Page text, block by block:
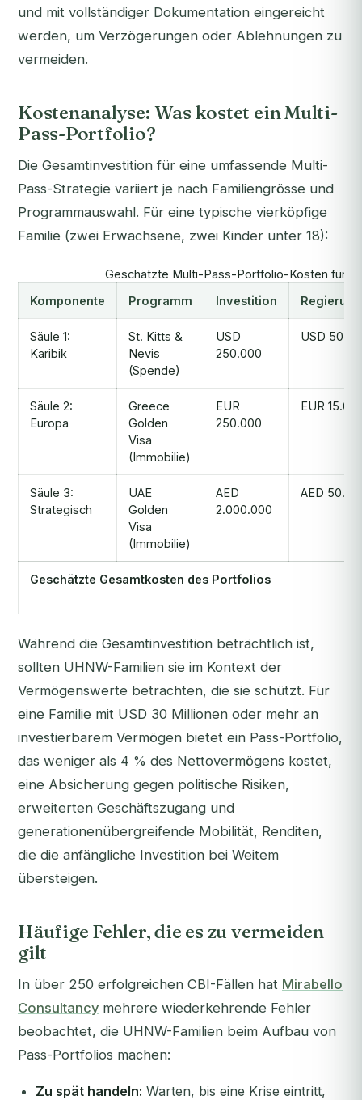
und mit vollständiger Dokumentation eingereicht
werden, um Verzögerungen oder Ablehnungen zu
vermeiden.
Kostenanalyse: Was kostet ein Multi-
Pass-Portfolio?
Die Gesamtinvestition für eine umfassende Multi-
Pass-Strategie variiert je nach Familiengrösse und
Programmauswahl. Für eine typische vierköpfige
Familie (zwei Erwachsene, zwei Kinder unter 18):
Geschätzte Multi-Pass-Portfolio-Kosten für
Komponente
Programm Investition
Säule 1:
Karibik
St. Kitts &
Nevis
(Spende)
USD
250.000
USD
Säule 2:
Europa
Greece
Golden
Visa
(Immobilie)
EUR
250.000
EUR
Säule 3:
Strategisch
UAE
Golden
Visa
(Immobilie)
AED
2.000.000
AED
Geschätzte Gesamtkosten des Portfolios
Während die Gesamtinvestition beträchtlich ist,
sollten UHNW-Familien sie im Kontext der
Vermögenswerte betrachten, die sie schützt. Für
eine Familie mit USD 30 Millionen oder mehr an
investierbarem Vermögen bietet ein Pass-Portfolio,
das weniger als 4 % des Nettovermögens kostet,
eine Absicherung gegen politische Risiken,
erweiterten Geschäftszugang und
generationenübergreifende Mobilität, Renditen,
die die anfängliche Investition bei Weitem
übersteigen.
Häufige Fehler, die es zu vermeiden
gilt
In über 250 erfolgreichen CBI-Fällen hat Mirabello
Consultancy mehrere wiederkehrende Fehler
beobachtet, die UHNW-Familien beim Aufbau von
Pass-Portfolios machen:
Zu spät handeln: Warten, bis eine Krise eintritt,